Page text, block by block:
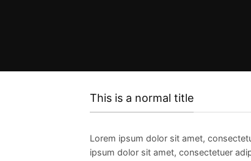
This is a normal title
Lorem ipsum dolor sit amet,
ipsum dolor sit amet, consectetuer